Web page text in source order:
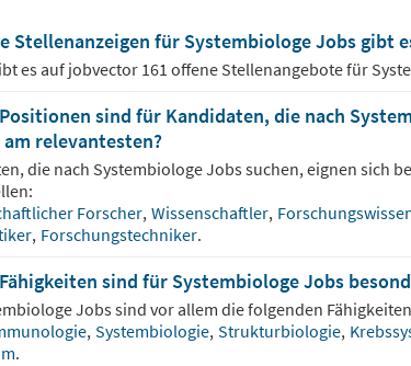
Stellenanzeigen für Systembiologe Jobs gibt
es auf jobvector 161 offene Stellenangebote für
sind für Kandidaten, die nach
am relevantesten?
die nach SystembiologeJobs suchen, eignen sich
Forscher, Wissenschaftler,
, Forschungstechniker.
sind für Systembiologe Jobs
Jobs sind vor allem die folgenden
, Systembiologie, Strukturbiologie,
.